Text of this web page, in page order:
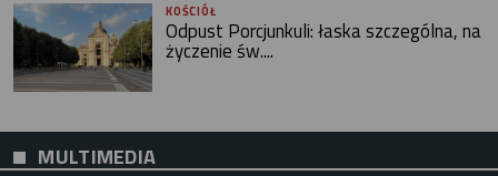
KOŚCIÓŁ
Odpust Porcjunkuli: łaska szczególna, na
życzenie św....
MULTIMEDIA